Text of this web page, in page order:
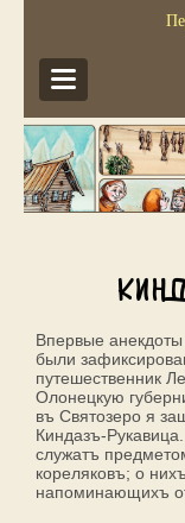
Впервые
были
путешественник
Олонецкую
въ Святозеро я
Киндазъ-
служатъ
кореляковъ; о
напоминающихъ